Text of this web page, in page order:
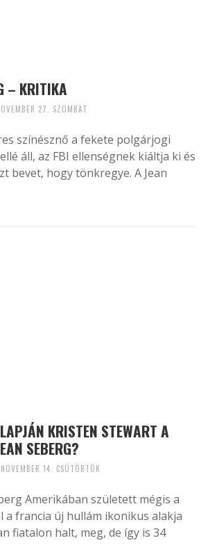
– KRITIKA
27. SZOMBAT
színésznő a fekete polgárjogi
áll, az FBI ellenségnek kiáltja ki és
bevet, hogy tönkregye. A Jean
KRISTEN STEWART A
SEBERG?
14. CSÜTÖRTÖK
Amerikában született mégis a
a francia új hullám ikonikus alakja
fiatalon halt, meg, de így is 34